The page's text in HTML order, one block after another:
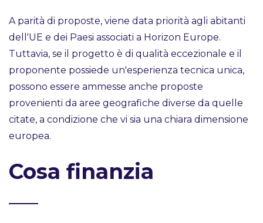
A parità di proposte, viene data priorità agli abitanti
dell'UE e dei Paesi associati a Horizon Europe.
Tuttavia, se il progetto è di qualità eccezionale e il
proponente possiede un'esperienza tecnica unica,
possono essere ammesse anche proposte
provenienti da aree geografiche diverse da quelle
citate, a condizione che vi sia una chiara dimensione
europea.
Cosa finanzia